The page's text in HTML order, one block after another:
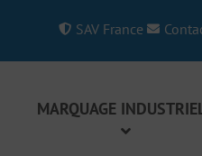
SAV France
MARQUAGE